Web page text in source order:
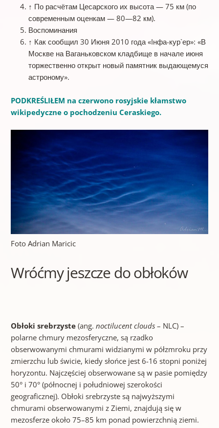
↑ По расчётам Цесарского их высота — 75 км (по
современным оценкам — 80—82 км).
Воспоминания
↑ Как сообщил 30 Июня 2010 года «Iнфа-кур`ер»: «В
Москве на Ваганьковском кладбище в начале июня
торжественно открыт новый памятник выдающемуся
астроному».
PODKREŚLIŁEM na czerwono rosyjskie kłamstwo
wikipedyczne o pochodzeniu Ceraskiego.
Foto Adrian Maricic
Wróćmy jeszcze do obłoków
Obłoki srebrzyste(ang. noctilucent clouds– NLC) –
polarne chmury mezosferyczne, są rzadko
obserwowanymi chmurami widzianymi w półzmroku przy
zmierzchu lub świcie, kiedy słońce jest 6-16 stopni poniżej
horyzontu. Najczęściej obserwowane są w pasie pomiędzy
50° i 70° (północnej i południowej szerokości
geograficznej). Obłoki srebrzyste są najwyższymi
chmurami obserwowanymi z Ziemi, znajdują się w
mezosferze około 75–85 km ponad powierzchnią ziemi.